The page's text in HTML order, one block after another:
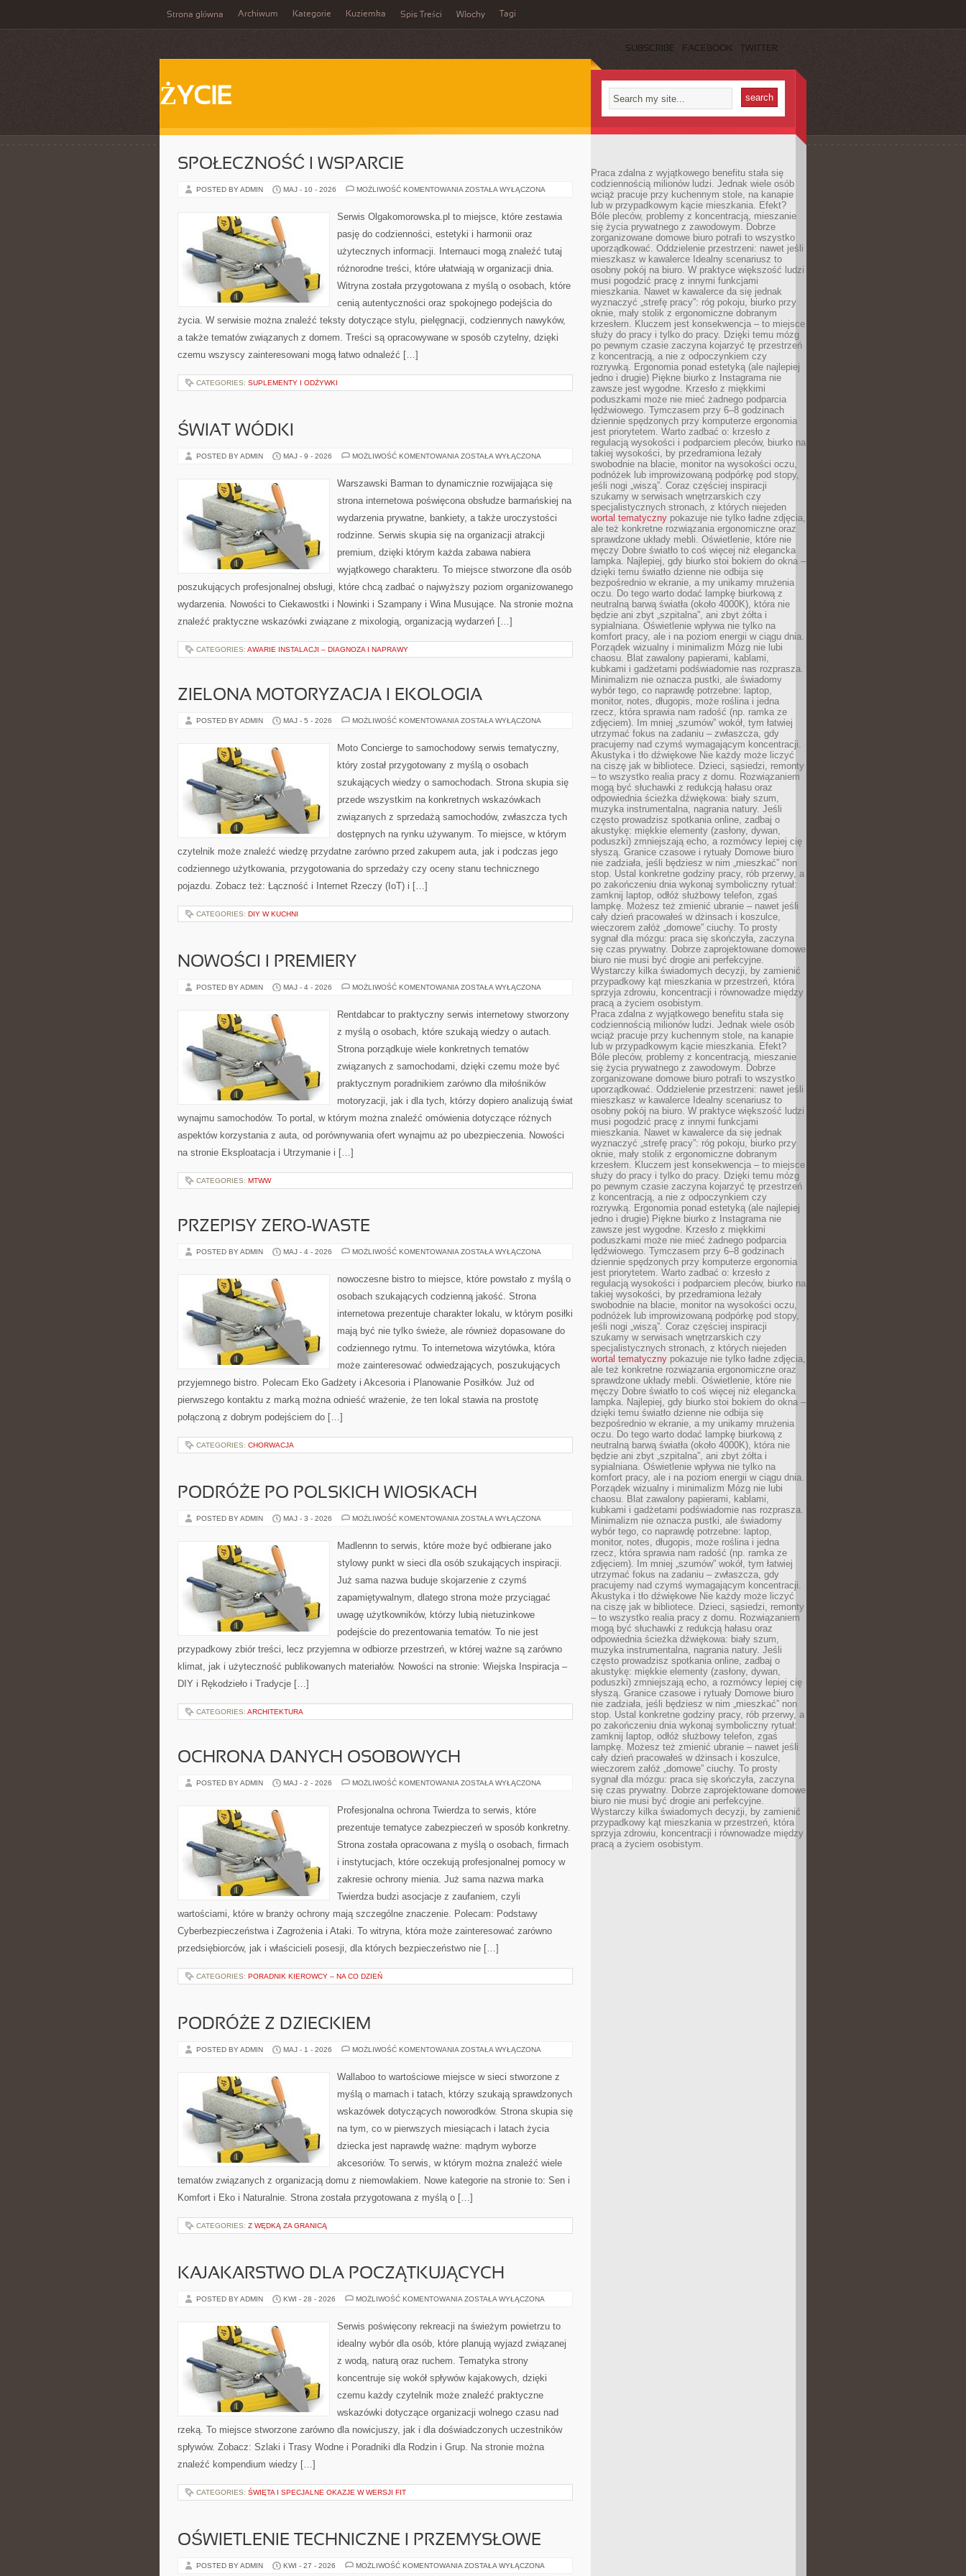
Strona główna Archiwum Kategorie Kuziemka Spis Treści Włochy Tagi
SUBSCRIBE FACEBOOK TWITTER
ŻYCIE
SPOŁECZNOŚĆ I WSPARCIE
POSTED BY ADMIN MAJ - 10 - 2026 MOŻLIWOŚĆ KOMENTOWANIA SPOŁECZNOŚĆ
ZOSTAŁA WYŁĄCZONA
Serwis Olgakomorowska.pl to miejsce, które zestawia
pasję do codzienności, estetyki i harmonii oraz
użytecznych informacji. Internauci mogą znaleźć tutaj
różnorodne treści, które ułatwiają w organizacji dnia.
Witryna została przygotowana z myślą o osobach, które
cenią autentyczności oraz spokojnego podejścia do
życia. W serwisie można znaleźć teksty dotyczące stylu, pielęgnacji, codziennych nawyków,
a także tematów związanych z domem. Treści są opracowywane w sposób czytelny, dzięki
czemu wszyscy zainteresowani mogą łatwo odnaleźć […]
CATEGORIES: SUPLEMENTY I ODŻYWKI
ŚWIAT WÓDKI
POSTED BY ADMIN MAJ - 9 - 2026 MOŻLIWOŚĆ KOMENTOWANIA ŚWIAT
ZOSTAŁA WYŁĄCZONA
Warszawski Barman to dynamicznie rozwijająca się
strona internetowa poświęcona obsłudze barmańskiej na
wydarzenia prywatne, bankiety, a także uroczystości
rodzinne. Serwis skupia się na organizacji atrakcji
premium, dzięki którym każda zabawa nabiera
wyjątkowego charakteru. To miejsce stworzone dla osób
poszukujących profesjonalnej obsługi, które chcą zadbać o najwyższy poziom organizowanego
wydarzenia. Nowości to Ciekawostki i Nowinki i Szampany i Wina Musujące. Na stronie można
znaleźć praktyczne wskazówki związane z mixologią, organizacją wydarzeń […]
CATEGORIES: AWARIE INSTALACJI – DIAGNOZA I NAPRAWY
ZIELONA MOTORYZACJA I EKOLOGIA
POSTED BY ADMIN MAJ - 5 - 2026 MOŻLIWOŚĆ KOMENTOWANIA ZIELONA
ZOSTAŁA WYŁĄCZONA
Moto Concierge to samochodowy serwis tematyczny,
który został przygotowany z myślą o osobach
szukających wiedzy o samochodach. Strona skupia się
przede wszystkim na konkretnych wskazówkach
związanych z sprzedażą samochodów, zwłaszcza tych
dostępnych na rynku używanym. To miejsce, w którym
czytelnik może znaleźć wiedzę przydatne zarówno przed zakupem auta, jak i podczas jego
codziennego użytkowania, przygotowania do sprzedaży czy oceny stanu technicznego
pojazdu. Zobacz też: Łączność i Internet Rzeczy (IoT) i […]
CATEGORIES: DIY W KUCHNI
NOWOŚCI I PREMIERY
POSTED BY ADMIN MAJ - 4 - 2026 MOŻLIWOŚĆ KOMENTOWANIA NOWOŚCI
ZOSTAŁA WYŁĄCZONA
Rentdabcar to praktyczny serwis internetowy stworzony
z myślą o osobach, które szukają wiedzy o autach.
Strona porządkuje wiele konkretnych tematów
związanych z samochodami, dzięki czemu może być
praktycznym poradnikiem zarówno dla miłośników
motoryzacji, jak i dla tych, którzy dopiero analizują świat
wynajmu samochodów. To portal, w którym można znaleźć omówienia dotyczące różnych
aspektów korzystania z auta, od porównywania ofert wynajmu aż po ubezpieczenia. Nowości
na stronie Eksploatacja i Utrzymanie i […]
CATEGORIES: MTWW
PRZEPISY ZERO-WASTE
POSTED BY ADMIN MAJ - 4 - 2026 MOŻLIWOŚĆ KOMENTOWANIA PRZEPISY
ZOSTAŁA WYŁĄCZONA
nowoczesne bistro to miejsce, które powstało z myślą o
osobach szukających codzienną jakość. Strona
internetowa prezentuje charakter lokalu, w którym posiłki
mają być nie tylko świeże, ale również dopasowane do
codziennego rytmu. To internetowa wizytówka, która
może zainteresować odwiedzających, poszukujących
przyjemnego bistro. Polecam Eko Gadżety i Akcesoria i Planowanie Posiłków. Już od
pierwszego kontaktu z marką można odnieść wrażenie, że ten lokal stawia na prostotę
połączoną z dobrym podejściem do […]
CATEGORIES: CHORWACJA
PODRÓŻE PO POLSKICH WIOSKACH
POSTED BY ADMIN MAJ - 3 - 2026 MOŻLIWOŚĆ KOMENTOWANIA PODRÓŻE
WIOSKACH
ZOSTAŁA WYŁĄCZONA
Madlennn to serwis, które może być odbierane jako
stylowy punkt w sieci dla osób szukających inspiracji.
Już sama nazwa buduje skojarzenie z czymś
zapamiętywalnym, dlatego strona może przyciągać
uwagę użytkowników, którzy lubią nietuzinkowe
podejście do prezentowania tematów. To nie jest
przypadkowy zbiór treści, lecz przyjemna w odbiorze przestrzeń, w której ważne są zarówno
klimat, jak i użyteczność publikowanych materiałów. Nowości na stronie: Wiejska Inspiracja –
DIY i Rękodzieło i Tradycje […]
CATEGORIES: ARCHITEKTURA
OCHRONA DANYCH OSOBOWYCH
POSTED BY ADMIN MAJ - 2 - 2026 MOŻLIWOŚĆ KOMENTOWANIA OCHRONA
ZOSTAŁA WYŁĄCZONA
Profesjonalna ochrona Twierdza to serwis, które
prezentuje tematyce zabezpieczeń w sposób konkretny.
Strona została opracowana z myślą o osobach, firmach
i instytucjach, które oczekują profesjonalnej pomocy w
zakresie ochrony mienia. Już sama nazwa marka
Twierdza budzi asocjacje z zaufaniem, czyli
wartościami, które w branży ochrony mają szczególne znaczenie. Polecam: Podstawy
Cyberbezpieczeństwa i Zagrożenia i Ataki. To witryna, która może zainteresować zarówno
przedsiębiorców, jak i właścicieli posesji, dla których bezpieczeństwo nie […]
CATEGORIES: PORADNIK KIEROWCY – NA CO DZIEŃ
PODRÓŻE Z DZIECKIEM
POSTED BY ADMIN MAJ - 1 - 2026 MOŻLIWOŚĆ KOMENTOWANIA PODRÓŻE
ZOSTAŁA WYŁĄCZONA
Wallaboo to wartościowe miejsce w sieci stworzone z
myślą o mamach i tatach, którzy szukają sprawdzonych
wskazówek dotyczących noworodków. Strona skupia się
na tym, co w pierwszych miesiącach i latach życia
dziecka jest naprawdę ważne: mądrym wyborze
akcesoriów. To serwis, w którym można znaleźć wiele
tematów związanych z organizacją domu z niemowlakiem. Nowe kategorie na stronie to: Sen i
Komfort i Eko i Naturalnie. Strona została przygotowana z myślą o […]
CATEGORIES: Z WĘDKĄ ZA GRANICĄ
KAJAKARSTWO DLA POCZĄTKUJĄCYCH
POSTED BY ADMIN KWI - 28 - 2026 MOŻLIWOŚĆ KOMENTOWANIA KAJAKARSTWO
ZOSTAŁA WYŁĄCZONA
Serwis poświęcony rekreacji na świeżym powietrzu to
idealny wybór dla osób, które planują wyjazd związanej
z wodą, naturą oraz ruchem. Tematyka strony
koncentruje się wokół spływów kajakowych, dzięki
czemu każdy czytelnik może znaleźć praktyczne
wskazówki dotyczące organizacji wolnego czasu nad
rzeką. To miejsce stworzone zarówno dla nowicjuszy, jak i dla doświadczonych uczestników
spływów. Zobacz: Szlaki i Trasy Wodne i Poradniki dla Rodzin i Grup. Na stronie można
znaleźć kompendium wiedzy […]
CATEGORIES: ŚWIĘTA I SPECJALNE OKAZJE W WERSJI FIT
OŚWIETLENIE TECHNICZNE I PRZEMYSŁOWE
POSTED BY ADMIN KWI - 27 - 2026 MOŻLIWOŚĆ KOMENTOWANIA OŚWIETLENIE
ZOSTAŁA WYŁĄCZONA
Praca zdalna z wyjątkowego benefitu stała się
codziennością milionów ludzi. Jednak wiele osób
wciąż pracuje przy kuchennym stole, na kanapie
lub w przypadkowym kącie mieszkania. Efekt?
Bóle pleców, problemy z koncentracją, mieszanie
się życia prywatnego z zawodowym. Dobrze
zorganizowane domowe biuro potrafi to wszystko
uporządkować. Oddzielenie przestrzeni: nawet jeśli
mieszkasz w kawalerce Idealny scenariusz to
osobny pokój na biuro. W praktyce większość ludzi
musi pogodzić pracę z innymi funkcjami
mieszkania. Nawet w kawalerce da się jednak
wyznaczyć „strefę pracy”: róg pokoju, biurko przy
oknie, mały stolik z ergonomiczne dobranym
krzesłem. Kluczem jest konsekwencja – to miejsce
służy do pracy i tylko do pracy. Dzięki temu mózg
po pewnym czasie zaczyna kojarzyć tę przestrzeń
z koncentracją, a nie z odpoczynkiem czy
rozrywką. Ergonomia ponad estetyką (ale najlepiej
jedno i drugie) Piękne biurko z Instagrama nie
zawsze jest wygodne. Krzesło z miękkimi
poduszkami może nie mieć żadnego podparcia
lędźwiowego. Tymczasem przy 6–8 godzinach
dziennie spędzonych przy komputerze ergonomia
jest priorytetem. Warto zadbać o: krzesło z
regulacją wysokości i podparciem pleców, biurko na
takiej wysokości, by przedramiona leżały
swobodnie na blacie, monitor na wysokości oczu,
podnóżek lub improwizowaną podpórkę pod stopy,
jeśli nogi „wiszą”. Coraz częściej inspiracji
szukamy w serwisach wnętrzarskich czy
specjalistycznych stronach, z których niejeden
wortal tematyczny pokazuje nie tylko ładne zdjęcia,
ale też konkretne rozwiązania ergonomiczne oraz
sprawdzone układy mebli. Oświetlenie, które nie
męczy Dobre światło to coś więcej niż elegancka
lampka. Najlepiej, gdy biurko stoi bokiem do okna –
dzięki temu światło dzienne nie odbija się
bezpośrednio w ekranie, a my unikamy mrużenia
oczu. Do tego warto dodać lampkę biurkową z
neutralną barwą światła (około 4000K), która nie
będzie ani zbyt „szpitalna”, ani zbyt żółta i
sypialniana. Oświetlenie wpływa nie tylko na
komfort pracy, ale i na poziom energii w ciągu dnia.
Porządek wizualny i minimalizm Mózg nie lubi
chaosu. Blat zawalony papierami, kablami,
kubkami i gadżetami podświadomie nas rozprasza.
Minimalizm nie oznacza pustki, ale świadomy
wybór tego, co naprawdę potrzebne: laptop,
monitor, notes, długopis, może roślina i jedna
rzecz, która sprawia nam radość (np. ramka ze
zdjęciem). Im mniej „szumów” wokół, tym łatwiej
utrzymać fokus na zadaniu – zwłaszcza, gdy
pracujemy nad czymś wymagającym koncentracji.
Akustyka i tło dźwiękowe Nie każdy może liczyć
na ciszę jak w bibliotece. Dzieci, sąsiedzi, remonty
– to wszystko realia pracy z domu. Rozwiązaniem
mogą być słuchawki z redukcją hałasu oraz
odpowiednia ścieżka dźwiękowa: biały szum,
muzyka instrumentalna, nagrania natury. Jeśli
często prowadzisz spotkania online, zadbaj o
akustykę: miękkie elementy (zasłony, dywan,
poduszki) zmniejszają echo, a rozmówcy lepiej cię
słyszą. Granice czasowe i rytuały Domowe biuro
nie zadziała, jeśli będziesz w nim „mieszkać” non
stop. Ustal konkretne godziny pracy, rób przerwy, a
po zakończeniu dnia wykonaj symboliczny rytuał:
zamknij laptop, odłóż służbowy telefon, zgaś
lampkę. Możesz też zmienić ubranie – nawet jeśli
cały dzień pracowałeś w dżinsach i koszulce,
wieczorem załóż „domowe” ciuchy. To prosty
sygnał dla mózgu: praca się skończyła, zaczyna
się czas prywatny. Dobrze zaprojektowane domowe
biuro nie musi być drogie ani perfekcyjne.
Wystarczy kilka świadomych decyzji, by zamienić
przypadkowy kąt mieszkania w przestrzeń, która
sprzyja zdrowiu, koncentracji i równowadze między
pracą a życiem osobistym.
Praca zdalna z wyjątkowego benefitu stała się
codziennością milionów ludzi. Jednak wiele osób
wciąż pracuje przy kuchennym stole, na kanapie
lub w przypadkowym kącie mieszkania. Efekt?
Bóle pleców, problemy z koncentracją, mieszanie
się życia prywatnego z zawodowym. Dobrze
zorganizowane domowe biuro potrafi to wszystko
uporządkować. Oddzielenie przestrzeni: nawet jeśli
mieszkasz w kawalerce Idealny scenariusz to
osobny pokój na biuro. W praktyce większość ludzi
musi pogodzić pracę z innymi funkcjami
mieszkania. Nawet w kawalerce da się jednak
wyznaczyć „strefę pracy”: róg pokoju, biurko przy
oknie, mały stolik z ergonomiczne dobranym
krzesłem. Kluczem jest konsekwencja – to miejsce
służy do pracy i tylko do pracy. Dzięki temu mózg
po pewnym czasie zaczyna kojarzyć tę przestrzeń
z koncentracją, a nie z odpoczynkiem czy
rozrywką. Ergonomia ponad estetyką (ale najlepiej
jedno i drugie) Piękne biurko z Instagrama nie
zawsze jest wygodne. Krzesło z miękkimi
poduszkami może nie mieć żadnego podparcia
lędźwiowego. Tymczasem przy 6–8 godzinach
dziennie spędzonych przy komputerze ergonomia
jest priorytetem. Warto zadbać o: krzesło z
regulacją wysokości i podparciem pleców, biurko na
takiej wysokości, by przedramiona leżały
swobodnie na blacie, monitor na wysokości oczu,
podnóżek lub improwizowaną podpórkę pod stopy,
jeśli nogi „wiszą”. Coraz częściej inspiracji
szukamy w serwisach wnętrzarskich czy
specjalistycznych stronach, z których niejeden
wortal tematyczny pokazuje nie tylko ładne zdjęcia,
ale też konkretne rozwiązania ergonomiczne oraz
sprawdzone układy mebli. Oświetlenie, które nie
męczy Dobre światło to coś więcej niż elegancka
lampka. Najlepiej, gdy biurko stoi bokiem do okna –
dzięki temu światło dzienne nie odbija się
bezpośrednio w ekranie, a my unikamy mrużenia
oczu. Do tego warto dodać lampkę biurkową z
neutralną barwą światła (około 4000K), która nie
będzie ani zbyt „szpitalna”, ani zbyt żółta i
sypialniana. Oświetlenie wpływa nie tylko na
komfort pracy, ale i na poziom energii w ciągu dnia.
Porządek wizualny i minimalizm Mózg nie lubi
chaosu. Blat zawalony papierami, kablami,
kubkami i gadżetami podświadomie nas rozprasza.
Minimalizm nie oznacza pustki, ale świadomy
wybór tego, co naprawdę potrzebne: laptop,
monitor, notes, długopis, może roślina i jedna
rzecz, która sprawia nam radość (np. ramka ze
zdjęciem). Im mniej „szumów” wokół, tym łatwiej
utrzymać fokus na zadaniu – zwłaszcza, gdy
pracujemy nad czymś wymagającym koncentracji.
Akustyka i tło dźwiękowe Nie każdy może liczyć
na ciszę jak w bibliotece. Dzieci, sąsiedzi, remonty
– to wszystko realia pracy z domu. Rozwiązaniem
mogą być słuchawki z redukcją hałasu oraz
odpowiednia ścieżka dźwiękowa: biały szum,
muzyka instrumentalna, nagrania natury. Jeśli
często prowadzisz spotkania online, zadbaj o
akustykę: miękkie elementy (zasłony, dywan,
poduszki) zmniejszają echo, a rozmówcy lepiej cię
słyszą. Granice czasowe i rytuały Domowe biuro
nie zadziała, jeśli będziesz w nim „mieszkać” non
stop. Ustal konkretne godziny pracy, rób przerwy, a
po zakończeniu dnia wykonaj symboliczny rytuał:
zamknij laptop, odłóż służbowy telefon, zgaś
lampkę. Możesz też zmienić ubranie – nawet jeśli
cały dzień pracowałeś w dżinsach i koszulce,
wieczorem załóż „domowe” ciuchy. To prosty
sygnał dla mózgu: praca się skończyła, zaczyna
się czas prywatny. Dobrze zaprojektowane domowe
biuro nie musi być drogie ani perfekcyjne.
Wystarczy kilka świadomych decyzji, by zamienić
przypadkowy kąt mieszkania w przestrzeń, która
sprzyja zdrowiu, koncentracji i równowadze między
pracą a życiem osobistym.